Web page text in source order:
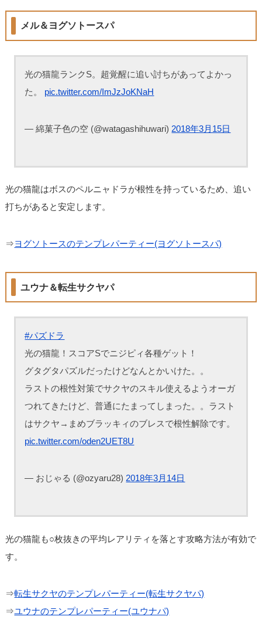
メル＆ヨグソトースパ
光の猫龍ランクS。超覚醒に追い討ちがあってよかっ
た。 pic.twitter.com/ImJzJoKNaH
— 綿菓子色の空 (@watagashihuwari) 2018年3月15日
光の猫龍はボスのペルニャドラが根性を持っているため、追い
打ちがあると安定します。
⇒ヨグソトースのテンプレパーティー(ヨグソトースパ)
ユウナ＆転生サクヤパ
#パズドラ
光の猫龍！スコアSでニジピィ各種ゲット！
グタグタパズルだったけどなんとかいけた。。
ラストの根性対策でサクヤのスキル使えるようオーガ
つれてきたけど、普通にたまってしまった。。ラスト
はサクヤ→まめブラッキィのブレスで根性解除です。
pic.twitter.com/oden2UET8U
— おじゃる (@ozyaru28) 2018年3月14日
光の猫龍も○枚抜きの平均レアリティを落とす攻略方法が有効で
す。
⇒転生サクヤのテンプレパーティー(転生サクヤパ)
⇒ユウナのテンプレパーティー(ユウナパ)